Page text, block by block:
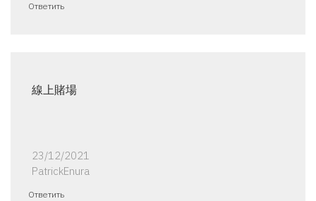
Ответить
線上賭場
23/12/2021
PatrickEnura
Ответить